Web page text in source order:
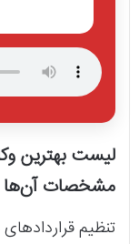
لیست بهترین
مشخصات آن‌ها
تنظیم